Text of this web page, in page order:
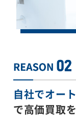
自社でオー
で高価買取